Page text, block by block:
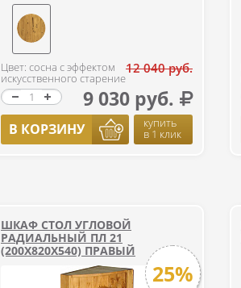
Цвет: сосна с эффектом
искусственного старение
12 040 руб.
9 030 руб.
В КОРЗИНУ купить
в 1 клик
ШКАФ СТОЛ УГЛОВОЙ
РАДИАЛЬНЫЙ ПЛ 21
(200Х820Х540) ПРАВЫЙ
25%